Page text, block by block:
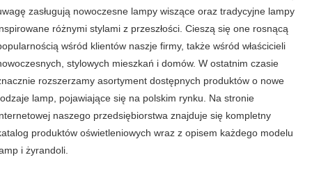
zasługują nowoczesne lampy wiszące oraz tradycyjne lampy
różnymi stylami z przeszłości. Cieszą się one rosnącą
wśród klientów naszje firmy, także wśród właścicieli
stylowych mieszkań i domów. W ostatnim czasie
rozszerzamy asortyment dostępnych produktów o nowe
lamp, pojawiające się na polskim rynku. Na stronie
naszego przedsiębiorstwa znajduje się kompletny
produktów oświetleniowych wraz z opisem każdego modelu
i żyrandoli.